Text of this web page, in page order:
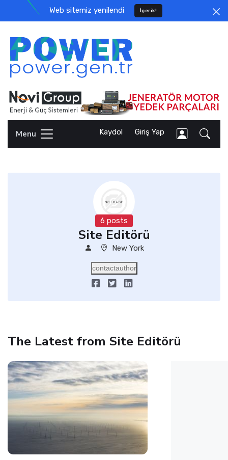
Web sitemiz yenilendi İçerik!
Menu Kaydol Giriş Yap
6 posts
Site Editörü
New York
contactauthor
The Latest from Site Editörü